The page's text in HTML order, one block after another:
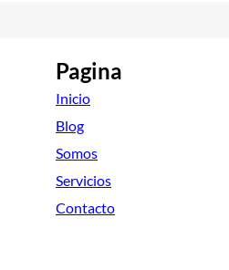
Pagina
Inicio
Blog
Somos
Servicios
Contacto